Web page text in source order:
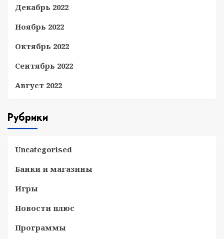
Декабрь 2022
Ноябрь 2022
Октябрь 2022
Сентябрь 2022
Август 2022
Рубрики
Uncategorised
Банки и магазины
Игры
Новости плюс
Программы